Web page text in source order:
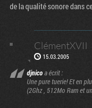
de la qualité sonore dans
ClémentXVII
15.03.2005
djnicoa écrit :
Une pure tuerie! Et en
(2Ghz , 512Mo Ram et